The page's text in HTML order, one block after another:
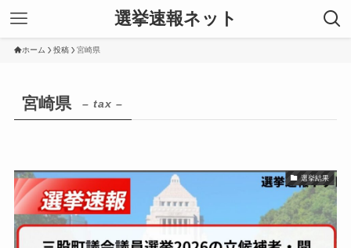
選挙速報ネット
ホーム 投稿 宮崎県
宮崎県 – tax –
選挙結果